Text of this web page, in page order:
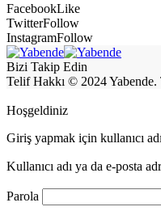
FacebookLike
TwitterFollow
InstagramFollow
Bizi Takip Edin
Telif Hakkı © 2024 Yabende.
Hoşgeldiniz
Giriş yapmak için kullanıcı
Kullanıcı adı ya da e-posta
Parola